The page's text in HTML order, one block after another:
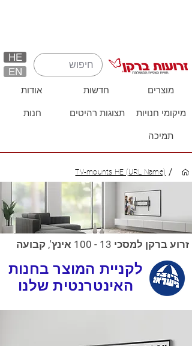
HE
EN
אודות חדשות מוצרים
חנות תצוגות רהיטים מיקומי חנויות
תמיכה
/
TV-mounts HE (URL Name)
זרוע ברקן למסכי 13 - 100 אינץ', קבועה
לקניית המוצר בחנות
האינטרנטית שלנו